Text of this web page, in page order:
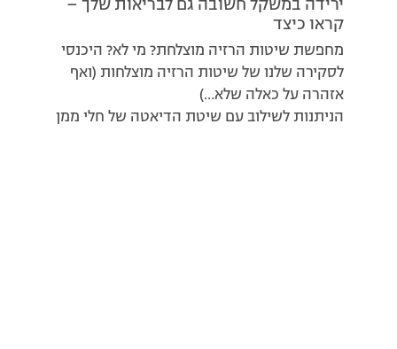
ירידה במשקל חשובה גם לבריאות שלך –
קראו כיצד
מחפשת שיטות הרזיה מוצלחת? מי לא? היכנסי
לסקירה שלנו של שיטות הרזיה מוצלחות (ואף
אזהרה על כאלה שלא…)
הניתנות לשילוב עם שיטת הדיאטה של חלי ממן